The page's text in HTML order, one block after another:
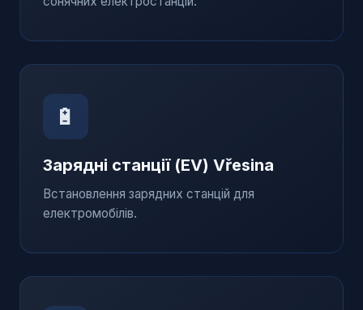
🔋
Зарядні станції (EV) Vřesina
Встановлення зарядних станцій для
електромобілів.